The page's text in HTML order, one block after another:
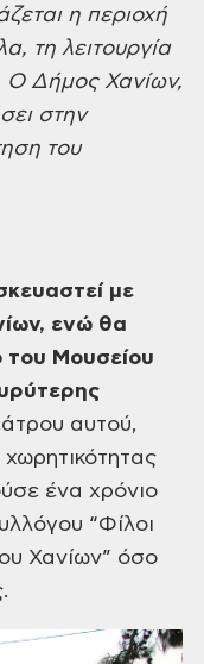
η περιοχή
τη λειτουργία
Δήμος Χανίων,
στην
του
με
ενώ θα
του Μουσείου
αυτού,
ένα χρόνιο
“Φίλοι
Χανίων” όσο